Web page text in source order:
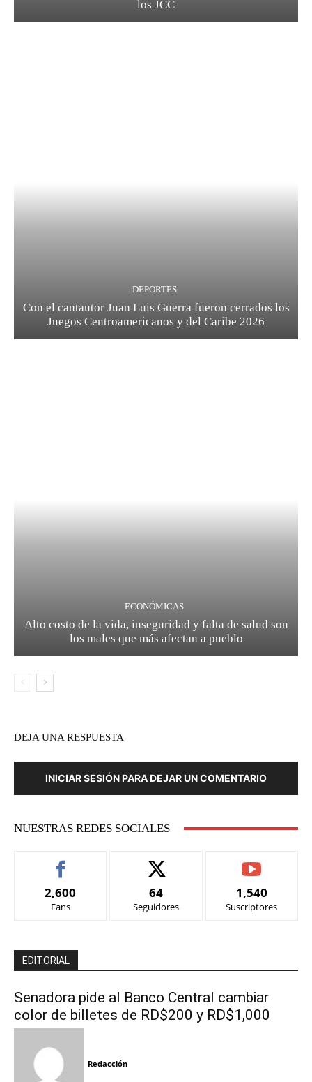
los JCC
DEPORTES
Con el cantautor Juan Luis Guerra fueron cerrados los
Juegos Centroamericanos y del Caribe 2026
ECONÓMICAS
Alto costo de la vida, inseguridad y falta de salud son
los males que más afectan a pueblo
DEJA UNA RESPUESTA
INICIAR SESIÓN PARA DEJAR UN COMENTARIO
NUESTRAS REDES SOCIALES
2,600
Fans
64
Seguidores
1,540
Suscriptores
EDITORIAL
Senadora pide al Banco Central cambiar
color de billetes de RD$200 y RD$1,000
Redacción